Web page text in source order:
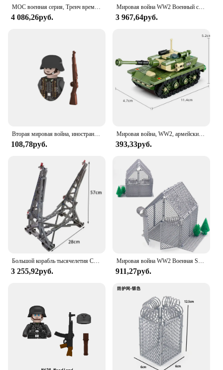
MOC военная серия, Тренч времен Второй мировой войны, строительный блок, передний командный центр, модель в сборе, C-кирпич, развивающие детские игрушки
4 086,26руб.
Мировая война WW2 Военный спецназ Король Тигр Модель тяжелого танка Строительные блоки Кирпичи Армейская модель солдата Детские игрушки Подарок
3 967,64руб.
Вторая мировая война, иностранный легион, армейские солдаты, мини-оружие, пистолет, пуля, модель, строительные блоки из мелких частиц, детские игрушки, подарки для мальчиков
108,78руб.
Мировая война, WW2, армейские военные солдаты 99A, модель основного боевого танка, строительные блоки, кирпичи, игрушки для детей, подарок
393,33руб.
3 255,92руб. 911,27руб.